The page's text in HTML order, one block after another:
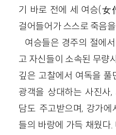
기 바로 전에 세 여승(女
걸어들어가 스스로 죽음
여승들은 경주의 절에
고 자신들이 소속된 무량
깊은 고찰에서 여독을 풀
광객을 상대하는 사진사
담도 주고받으며, 강가
들의 바랑에 가득 채웠다